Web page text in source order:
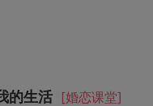
的生活 [婚恋课堂]